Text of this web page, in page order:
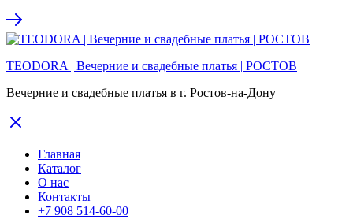
TEODORA | Вечерние и свадебные платья | РОСТОВ
Вечерние и свадебные платья в г. Ростов-на-Дону
Главная
Каталог
О нас
Контакты
+7 908 514-60-00